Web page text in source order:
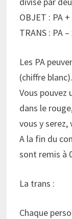
OBJET : PA +
TRANS : PA –
Les PA
(chiffre blanc).
Vous pouvez
dans le
vous y
A la fin du
sont remis à
La trans :
Chaque